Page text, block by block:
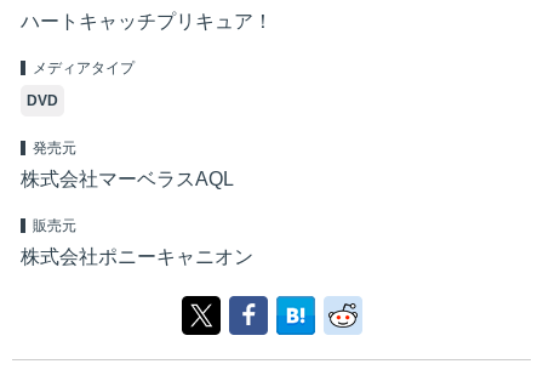
ハートキャッチプリキュア！
メディアタイプ
DVD
発売元
株式会社マーベラスAQL
販売元
株式会社ポニーキャニオン